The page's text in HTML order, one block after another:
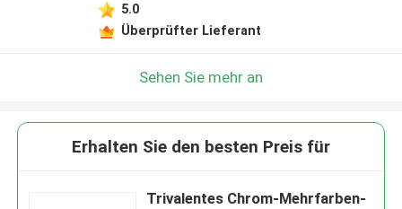
5.0
Überprüfter Lieferant
Sehen Sie mehr an
Erhalten Sie den besten Preis für
Trivalentes Chrom-Mehrfarben-